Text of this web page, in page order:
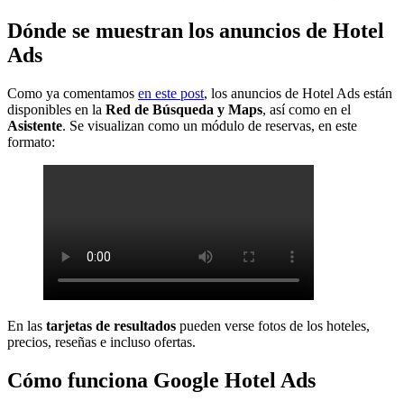
Dónde se muestran los anuncios de Hotel
Ads
Como ya comentamos en este post, los anuncios de Hotel Ads están
disponibles en la Red de Búsqueda y Maps, así como en el
Asistente. Se visualizan como un módulo de reservas, en este
formato:
En las tarjetas de resultados pueden verse fotos de los hoteles,
precios, reseñas e incluso ofertas.
Cómo funciona Google Hotel Ads